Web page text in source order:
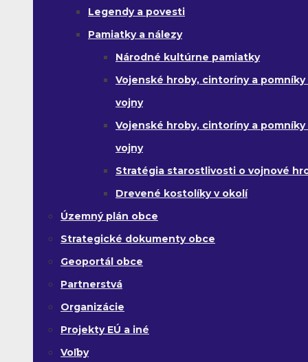
Legendy a povesti
Pamiatky a nálezy
Národné kultúrne pamiatky
Vojenské hroby, cintoríny a pomníky
vojny
Vojenské hroby, cintoríny a pomníky
vojny
Stratégia starostlivosti o vojnové
Drevené kostolíky v okolí
Územný plán obce
Strategické dokumenty obce
Geoportál obce
Partnerstvá
Organizácie
Projekty EÚ a iné
Voľby